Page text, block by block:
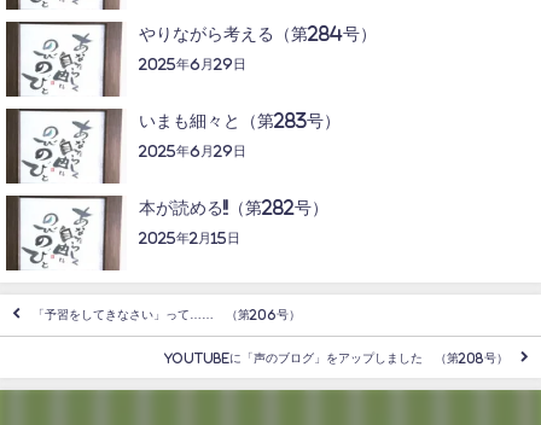
やりながら考える（第284号）
2025年6月29日
いまも細々と（第283号）
2025年6月29日
本が読める!!（第282号）
2025年2月15日
「予習をしてきなさい」って…… （第206号）
YouTubeに「声のブログ」をアップしました （第208号）